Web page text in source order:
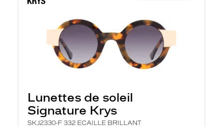
Lunettes de soleil
Signature Krys
SKJ2330-F 332 ECAILLE BRILLANT